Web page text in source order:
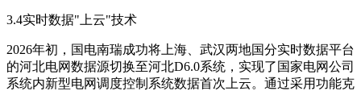
3.4实时数据"上云"技术
2026年初，国电南瑞成功将上海、武汉两地国分实时数据平台
的河北电网数据源切换至河北D6.0系统，实现了国家电网公司
系统内新型电网调度控制系统数据首次上云。通过采用功能克